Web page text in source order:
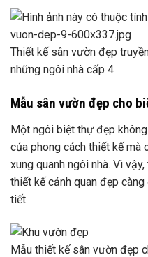
Thiết kế sân vườn đẹp
những ngôi nhà cấp 4
Mẫu sân vườn đẹp cho
Một ngôi biệt thự đẹp
của phong cách thiết kế mà
xung quanh ngôi nhà. Vì
thiết kế cảnh quan đẹp
tiết.
Mẫu thiết kế sân vườn đẹp